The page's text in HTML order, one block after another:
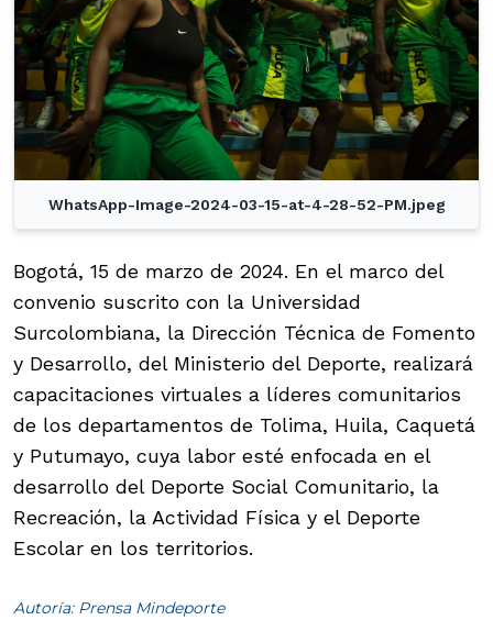
WhatsApp-Image-2024-03-15-at-4-28-52-PM.jpeg
Bogotá, 15 de marzo de 2024. En el marco del
convenio suscrito con la Universidad
Surcolombiana, la Dirección Técnica de Fomento
y Desarrollo, del Ministerio del Deporte, realizará
capacitaciones virtuales a líderes comunitarios
de los departamentos de Tolima, Huila, Caquetá
y Putumayo, cuya labor esté enfocada en el
desarrollo del Deporte Social Comunitario, la
Recreación, la Actividad Física y el Deporte
Escolar en los territorios.
Autoría: Prensa Mindeporte